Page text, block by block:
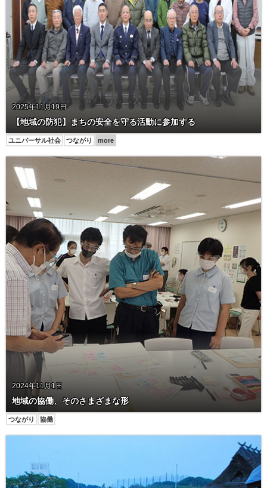
2025年11月19日
【地域の防犯】まちの安全を守る活動に参加する
ユニバーサル社会 つながり more
2024年11月1日
地域の協働、そのさまざまな形
つながり 協働